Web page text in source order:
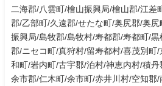
二海郡/八雲町/檜山振興局/檜山郡/江差
郡/乙部町/久遠郡/せたな町/奥尻郡/奥
振興局/島牧郡/島牧村/寿都郡/寿都町/
郡/ニセコ町/真狩村/留寿都村/喜茂別町
和町/岩内町/古宇郡/泊村/神恵内村/積
余市郡/仁木町/余市町/赤井川村/空知郡